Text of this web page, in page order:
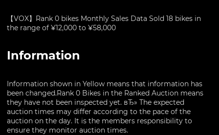
【VOX】Rank 0 bikes Monthly Sales Data Sold 18 bikes in
the range of ¥12,000 to ¥58,000
Information
Information shown in Yellow means that information has
been changed.Rank 0 Bikes in the Ranked Auction means
they have not been inspected yet. вЂ» The expected
auction times may differ according to the pace of the
auction on the day. It is the members responsibility to
ensure they monitor auction times.